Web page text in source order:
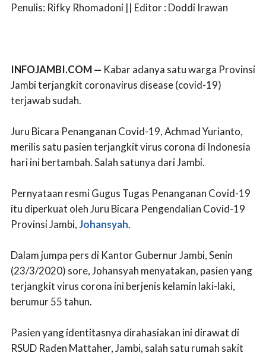
Penulis: Rifky Rhomadoni || Editor : Doddi Irawan
INFOJAMBI.COM — Kabar adanya satu warga Provinsi
Jambi terjangkit coronavirus disease (covid-19)
terjawab sudah.
Juru Bicara Penanganan Covid-19, Achmad Yurianto,
merilis satu pasien terjangkit virus corona di Indonesia
hari ini bertambah. Salah satunya dari Jambi.
Pernyataan resmi Gugus Tugas Penanganan Covid-19
itu diperkuat oleh Juru Bicara Pengendalian Covid-19
Provinsi Jambi,Johansyah.
Dalam jumpa pers di Kantor Gubernur Jambi, Senin
(23/3/2020) sore, Johansyah menyatakan, pasien yang
terjangkit virus corona ini berjenis kelamin laki-laki,
berumur 55 tahun.
Pasien yang identitasnya dirahasiakan ini dirawat di
RSUD Raden Mattaher, Jambi, salah satu rumah sakit